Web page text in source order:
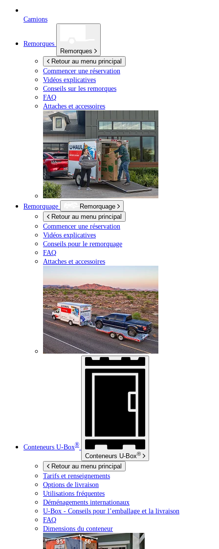
Camions
Remorques
Remorques
Retour au menu principal
Commencer une réservation
Vidéos explicatives
Conseils sur les remorques
FAQ
Attaches et accessoires
Remorquage
Remorquage
Retour au menu principal
Commencer une réservation
Vidéos explicatives
Conseils pour le remorquage
FAQ
Attaches et accessoires
Conteneurs U-Box®
Conteneurs U-Box®
Retour au menu principal
Tarifs et renseignements
Options de livraison
Utilisations fréquentes
Déménagements internationaux
U-Box - Conseils pour l’emballage et la livraison
FAQ
Dimensions du conteneur